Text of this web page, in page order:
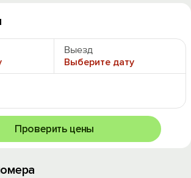
Выезд
Выберите дату
Проверить цены